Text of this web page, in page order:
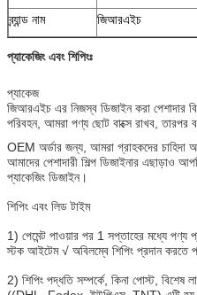
ব্র্যান্ড নাম
জিআরএইচ
প্যাকেজিং এবং শিপিংঃ
প্যাকেজ
জিআরএইচ এর নিজস্ব ডিজাইন করা পেশাদার
পরিবহন, আমরা পণ্য ছোট বাক্সে রাখব, তারপর
OEM অর্ডার জন্য, আমরা গ্রাহকদের চাহিদা
আমাদের পেশাদারী শিল্প ডিজাইনার এছাড়াও
প্যাকেজিং ডিজাইন।
শিপিং এবং লিড টাইম
1) পেমেন্ট পাওয়ার পর 1 সপ্তাহের মধ্যে পণ্য
স্টক আইটেম √ অবিলম্বে শিপিং প্রদান করতে
2) শিপিং পদ্ধতি সম্পর্কে, কিনা পোস্ট, বিশেষ